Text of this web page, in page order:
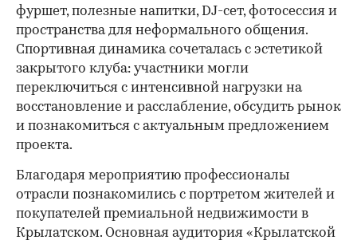
фуршет, полезные напитки, DJ-сет, фотосессия и
пространства для неформального общения.
Спортивная динамика сочеталась с эстетикой
закрытого клуба: участники могли
переключиться с интенсивной нагрузки на
восстановление и расслабление, обсудить рынок
и познакомиться с актуальным предложением
проекта.
Благодаря мероприятию профессионалы
отрасли познакомились с портретом жителей и
покупателей премиальной недвижимости в
Крылатском. Основная аудитория «Крылатской